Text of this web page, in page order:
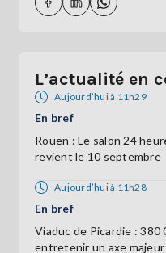
L’actualité en
Aujourd’hui à 11h29
En bref
Rouen : Le salon 24
revient le 10 septembre
Aujourd’hui à 11h28
En bref
Viaduc de Picardie :
entretenir un axe